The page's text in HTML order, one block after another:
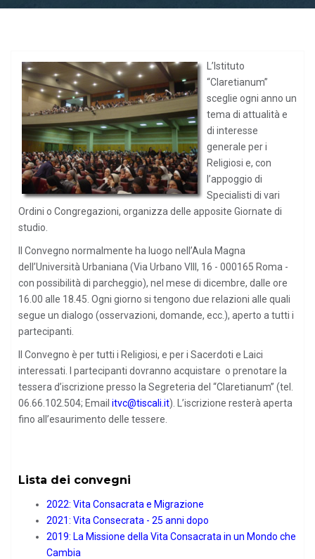
L’Istituto
“Claretianum”
sceglie ogni anno un
tema di attualità e
di interesse
generale per i
Religiosi e, con
l’appoggio di
Specialisti di vari
Ordini o Congregazioni, organizza delle apposite Giornate di
studio.
Il Convegno normalmente ha luogo nell’Aula Magna
dell’Università Urbaniana (Via Urbano VIII, 16 - 000165 Roma -
con possibilità di parcheggio), nel mese di dicembre, dalle ore
16.00 alle 18.45. Ogni giorno si tengono due relazioni alle quali
segue un dialogo (osservazioni, domande, ecc.), aperto a tutti i
partecipanti.
Il Convegno è per tutti i Religiosi, e per i Sacerdoti e Laici
interessati. I partecipanti dovranno acquistare o prenotare la
tessera d’iscrizione presso la Segreteria del “Claretianum” (tel.
06.66.102.504; Email itvc@tiscali.it). L’iscrizione resterà aperta
fino all’esaurimento delle tessere.
Lista dei convegni
2022: Vita Consacrata e Migrazione
2021: Vita Consecrata - 25 anni dopo
2019: La Missione della Vita Consacrata in un Mondo che
Cambia